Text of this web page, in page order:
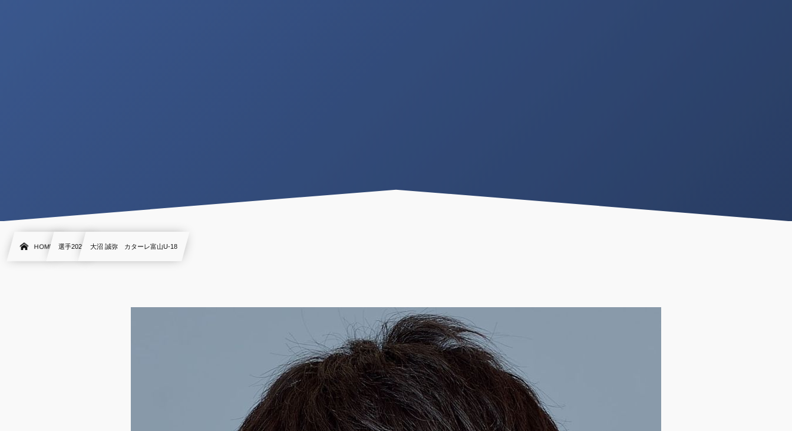
HOME 選手2020 大沼 誠弥 カターレ富山U-18